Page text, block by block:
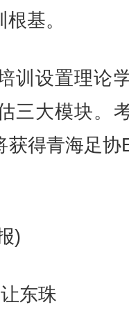
基。
设置理论
三大模块。
获得青海足协
)
东珠